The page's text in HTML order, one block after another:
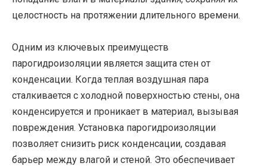
целостность на протяжении длительного времени.
Одним из ключевых преимуществ
парогидроизоляции является защита стен от
конденсации. Когда теплая воздушная пара
сталкивается с холодной поверхностью стены, она
конденсируется и проникает в материал, вызывая
повреждения. Установка парогидроизоляции
позволяет снизить риск конденсации, создавая
барьер между влагой и стеной. Это обеспечивает